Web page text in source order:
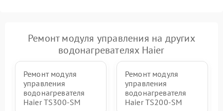
Ремонт модуля управления на других
водонагревателях Haier
Ремонт модуля
управления
водонагревателя
Haier TS300-SM
Ремонт модуля
управления
водонагревателя
Haier TS200-SM